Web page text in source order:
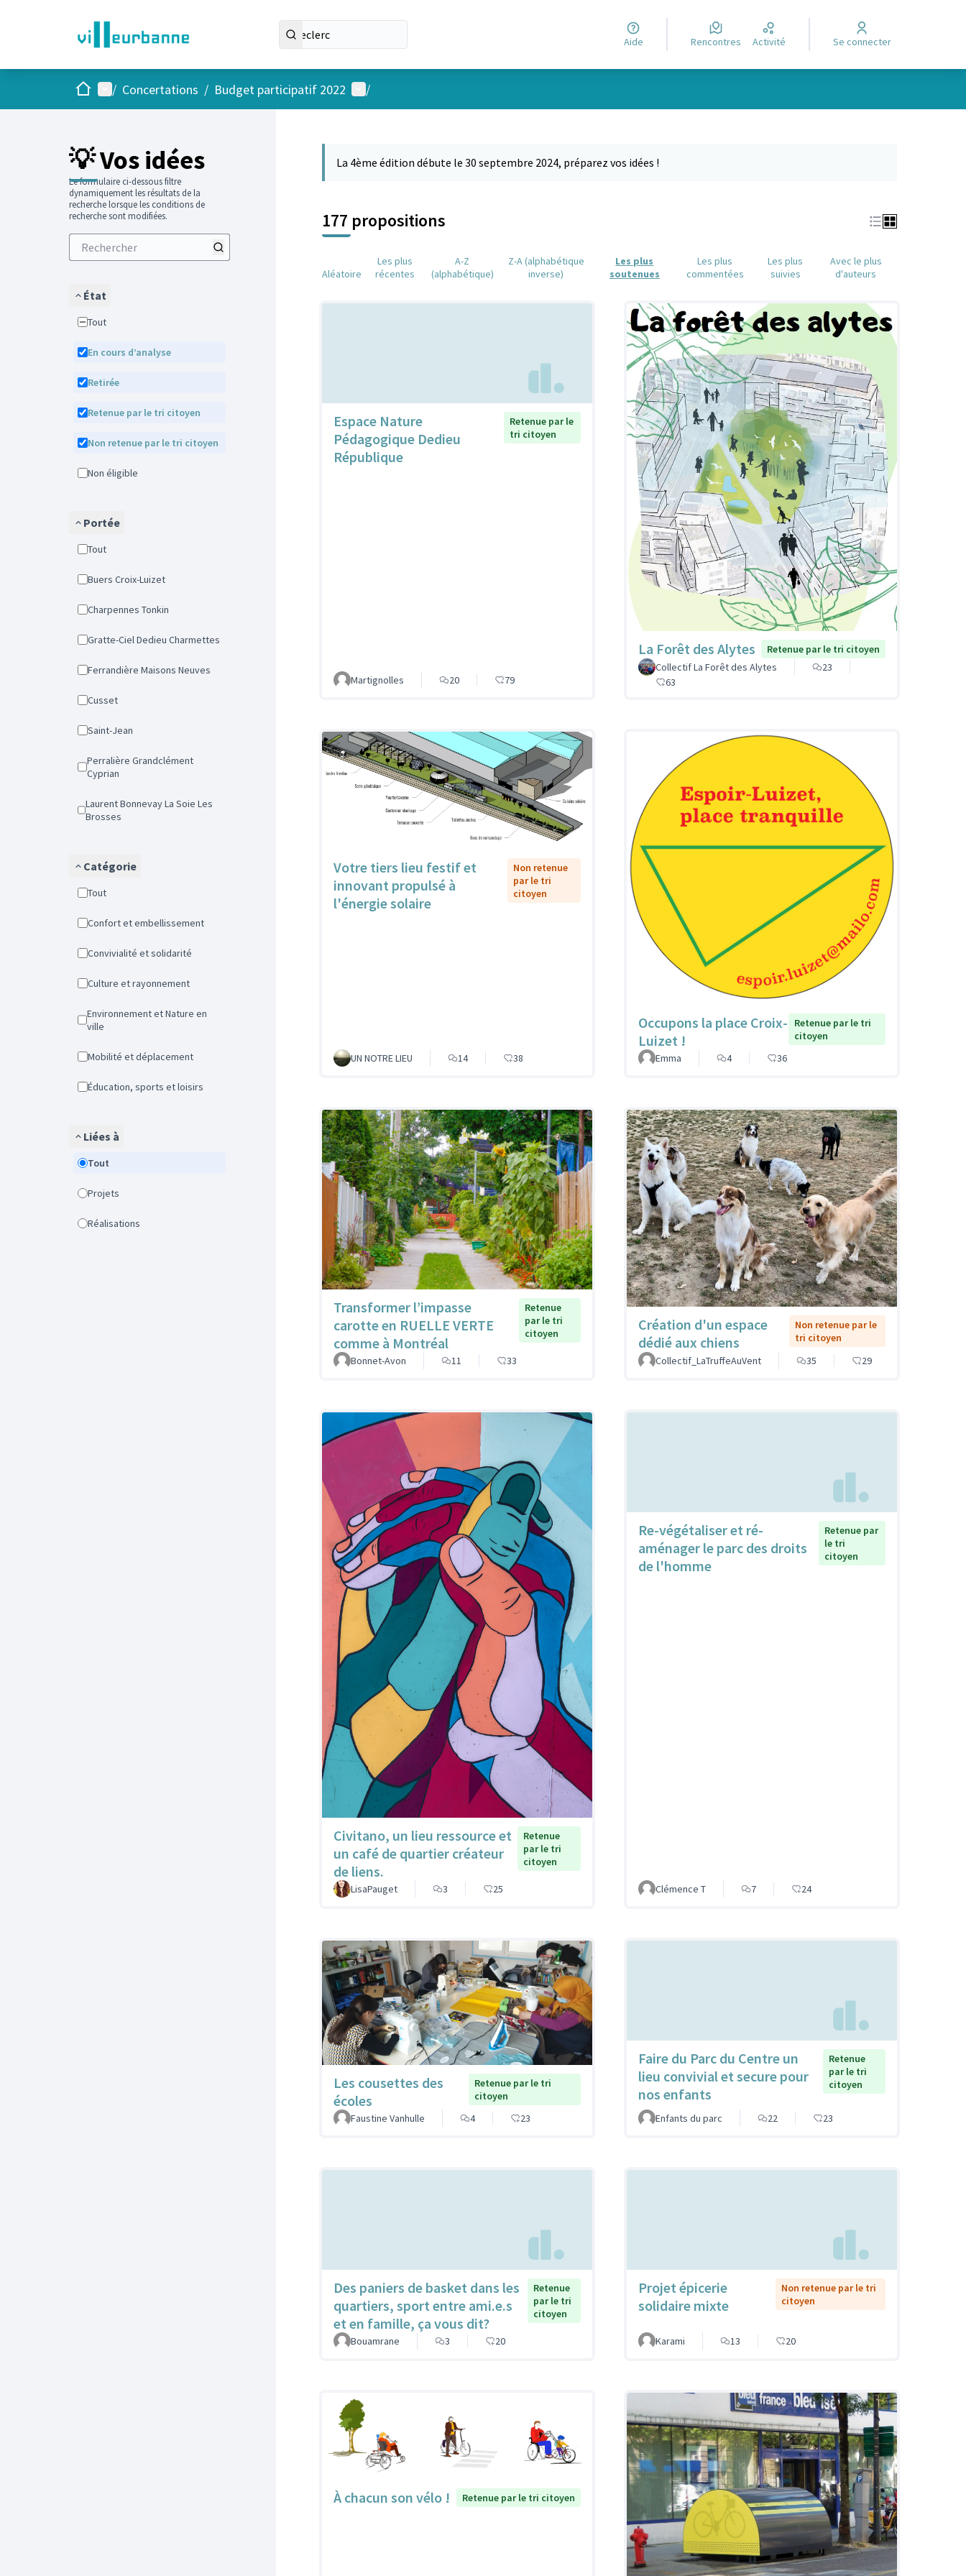
Aide Rencontres Activité Se connecter
AccueilMenu principal
/ Concertations / Budget participatif 2022 Menu utilisateur
/
💡 Vos idées
Le formulaire ci-dessous filtre
dynamiquement les résultats de la
recherche lorsque les conditions de
recherche sont modifiées.
État
Tout
En cours d’analyse
Retirée
Retenue par le tri citoyen
Non retenue par le tri citoyen
Non éligible
Portée
Tout
Buers Croix-Luizet
Charpennes Tonkin
Gratte-Ciel Dedieu Charmettes
Ferrandière Maisons Neuves
Cusset
Saint-Jean
Perralière Grandclément
Cyprian
Laurent Bonnevay La Soie Les
Brosses
Catégorie
Tout
Confort et embellissement
Convivialité et solidarité
Culture et rayonnement
Environnement et Nature en
ville
Mobilité et déplacement
Éducation, sports et loisirs
Liées à
Tout
Projets
Réalisations
La 4ème édition débute le 30 septembre 2024, préparez vos idées !
177 propositions
Aléatoire
Les plus
récentes
A-Z
(alphabétique)
Z-A (alphabétique
inverse)
Les plus
soutenues
Les plus
commentées
Les plus
suivies
Avec le plus
d'auteurs
Espace Nature
Pédagogique Dedieu
République
Retenue par le
tri citoyen
Martignolles 20 79
La Forêt des Alytes
Retenue par le tri citoyen
Collectif La Forêt des Alytes
23
63
Votre tiers lieu festif et
innovant propulsé à
l'énergie solaire
Non retenue
par le tri
citoyen
UN NOTRE LIEU 14 38
Occupons la place Croix-
Luizet !
Retenue par le tri
citoyen
Emma
4 36
Transformer l’impasse
carotte en RUELLE VERTE
comme à Montréal
Retenue
par le tri
citoyen
Bonnet-Avon 11 33
Création d'un espace
dédié aux chiens
Non retenue par le
tri citoyen
Collectif_LaTruffeAuVent
35 29
Civitano, un lieu ressource et
un café de quartier créateur
de liens.
Retenue
par le tri
citoyen
LisaPauget 3 25
Re-végétaliser et ré-
aménager le parc des droits
de l'homme
Retenue par
le tri
citoyen
Clémence T 7 24
Les cousettes des
écoles
Retenue par le tri
citoyen
Faustine Vanhulle
4 23
Faire du Parc du Centre un
lieu convivial et secure pour
nos enfants
Retenue
par le tri
citoyen
Enfants du parc 22 23
Des paniers de basket dans les
quartiers, sport entre ami.e.s
et en famille, ça vous dit?
Retenue
par le tri
citoyen
Bouamrane 3 20
Projet épicerie
solidaire mixte
Non retenue par le tri
citoyen
Karami 13 20
À chacun son vélo ! Retenue par le tri citoyen